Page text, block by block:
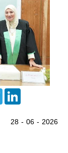
l
L
i
n
k
e
28 - 06 - 2026